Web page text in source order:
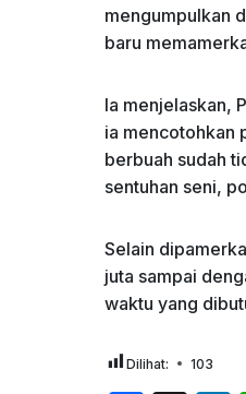
mengumpulkan
baru
Ia menjelaskan,
ia mencotohkan
berbuah sudah
sentuhan seni,
Selain
juta sampai
waktu yang
Dilihat: 103